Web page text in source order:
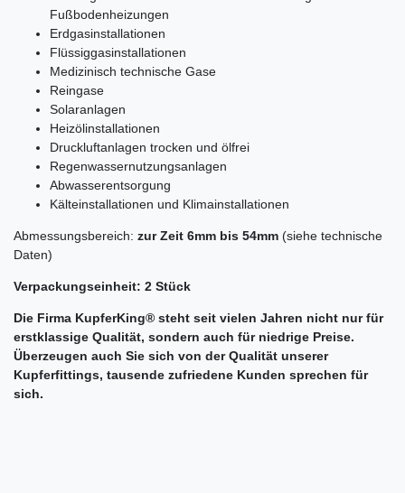
Fußbodenheizungen
Erdgasinstallationen
Flüssiggasinstallationen
Medizinisch technische Gase
Reingase
Solaranlagen
Heizölinstallationen
Druckluftanlagen trocken und ölfrei
Regenwassernutzungsanlagen
Abwasserentsorgung
Kälteinstallationen und Klimainstallationen
Abmessungsbereich: zur Zeit 6mm bis 54mm (siehe technische
Daten)
Verpackungseinheit: 2 Stück
Die Firma KupferKing® steht seit vielen Jahren nicht nur für
erstklassige Qualität, sondern auch für niedrige Preise.
Überzeugen auch Sie sich von der Qualität unserer
Kupferfittings, tausende zufriedene Kunden sprechen für
sich.